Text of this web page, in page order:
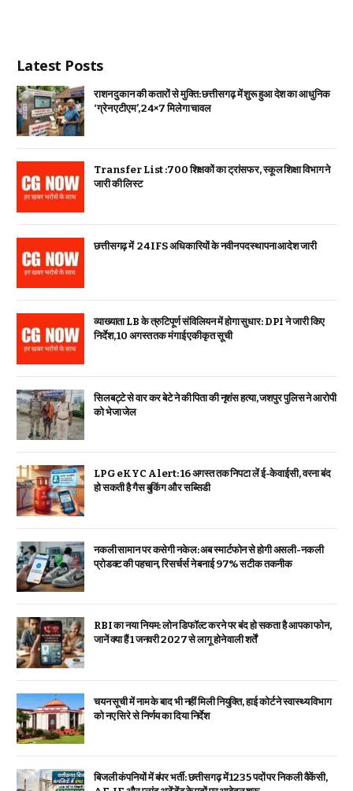
Latest Posts
राशन दुकान की कतारों से मुक्ति: छत्तीसगढ़ में शुरू हुआ देश का आधुनिक
‘ग्रेन एटीएम’, 24×7 मिलेगा चावल
Transfer List :700 शिक्षकों का ट्रांसफर, स्कूल शिक्षा विभाग ने
जारी की लिस्ट
छत्तीसगढ़ में 24 IFS अधिकारियों के नवीन पदस्थापना आदेश जारी
व्याख्याता LB के त्रुटिपूर्ण संविलियन में होगा सुधार: DPI ने जारी किए
निर्देश, 10 अगस्त तक मंगाई एकीकृत सूची
सिलबट्टे से वार कर बेटे ने की पिता की नृशंस हत्या, जशपुर पुलिस ने आरोपी
को भेजा जेल
LPG eKYC Alert: 16 अगस्त तक निपटा लें ई-केवाईसी, वरना बंद
हो सकती है गैस बुकिंग और सब्सिडी
नकली सामान पर कसेगी नकेल: अब स्मार्टफोन से होगी असली-नकली
प्रोडक्ट की पहचान, रिसर्चर्स ने बनाई 97% सटीक तकनीक
RBI का नया नियम: लोन डिफॉल्ट करने पर बंद हो सकता है आपका फोन,
जानें क्या हैं 1 जनवरी 2027 से लागू होने वाली शर्तें
चयन सूची में नाम के बाद भी नहीं मिली नियुक्ति, हाई कोर्ट ने स्वास्थ्य विभाग
को नए सिरे से निर्णय का दिया निर्देश
बिजली कंपनियों में बंपर भर्ती: छत्तीसगढ़ में 1235 पदों पर निकली वैकेंसी,